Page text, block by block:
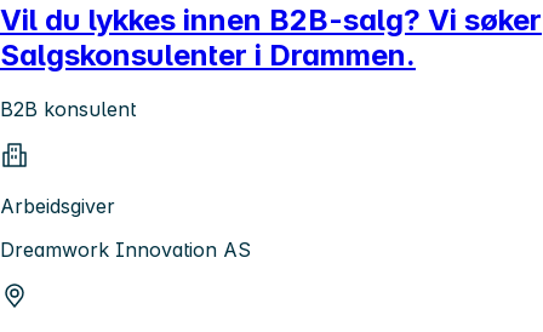
Vil du lykkes innen B2B-salg? Vi søker
Salgskonsulenter i Drammen.
B2B konsulent
Arbeidsgiver
Dreamwork Innovation AS